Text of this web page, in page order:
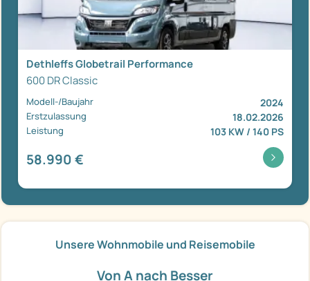
Dethleffs Globetrail Performance
600 DR Classic
Modell-/Baujahr 2024
Erstzulassung 18.02.2026
Leistung 103 KW / 140 PS
58.990 €
Unsere Wohnmobile und Reisemobile
Von A nach Besser